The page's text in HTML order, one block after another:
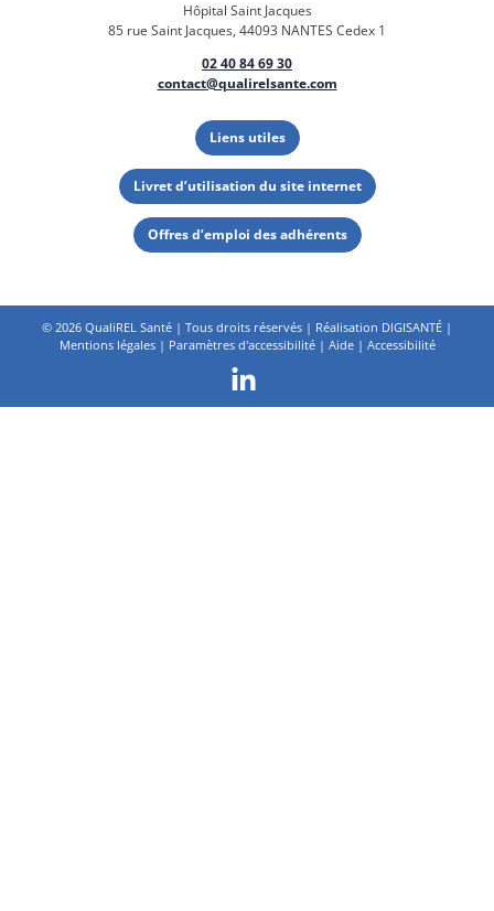
Hôpital Saint Jacques
85 rue Saint Jacques, 44093 NANTES Cedex 1
02 40 84 69 30
contact@qualirelsante.com
Liens utiles
Livret d’utilisation du site internet
Offres d’emploi des adhérents
© 2026 QualiREL Santé | Tous droits réservés | Réalisation DIGISANTÉ |
Mentions légales| Paramètres d'accessibilité| Aide| Accessibilité